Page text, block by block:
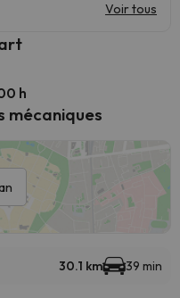
Voir tous
h
mécaniques
30.1 km 39 min